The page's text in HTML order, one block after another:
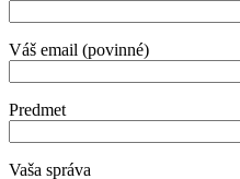
Váš email (povinné)
Predmet
Vaša správa